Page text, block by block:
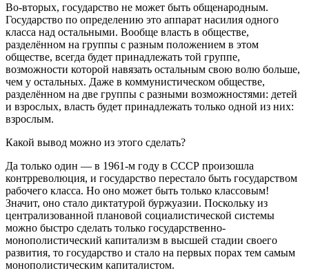
Во-вторых, государство не может быть общенародным.
Государство по определению это аппарат насилия одного
класса над остальными. Вообще власть в обществе,
разделённом на группы с разным положением в этом
обществе, всегда будет принадлежать той группе,
возможности которой навязать остальным свою волю больше,
чем у остальных. Даже в коммунистическом обществе,
разделённом на две группы с разными возможностями: детей
и взрослых, власть будет принадлежать только одной из них:
взрослым.
Какой вывод можно из этого сделать?
Да только один — в 1961-м году в СССР произошла
контрреволюция, и государство перестало быть государством
рабочего класса. Но оно может быть только классовым!
Значит, оно стало диктатурой буржуазии. Поскольку из
централизованной плановой социалистической системы
можно быстро сделать только государственно-
монополистический капитализм в высшей стадии своего
развития, то государство и стало на первых порах тем самым
монополистическим капиталистом.